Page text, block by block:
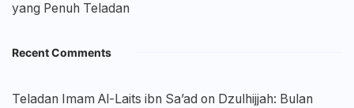
yang Penuh Teladan
Recent Comments
Teladan Imam Al-Laits ibn Sa’ad on Dzulhijjah: Bulan